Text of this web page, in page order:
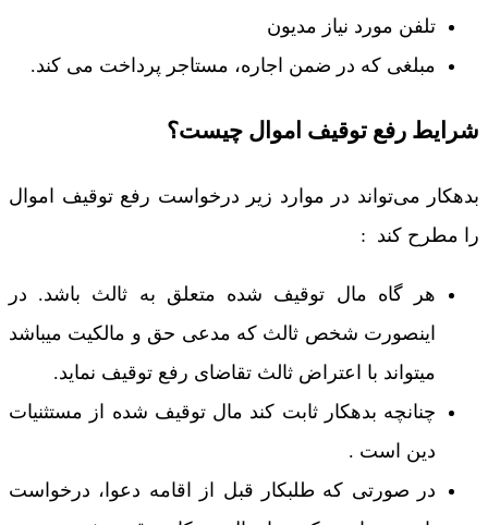
تلفن مورد نیاز مدیون
مبلغی که در ضمن اجاره، مستاجر پرداخت می کند.
شرایط رفع توقیف اموال چیست؟
بدهکار می‌تواند در موارد زیر درخواست رفع توقیف اموال
را مطرح کند :
هر گاه مال توقیف شده متعلق به ثالث باشد. در
اینصورت شخص ثالث که مدعی حق و مالکیت میباشد
میتواند با اعتراض ثالث تقاضای رفع توقیف نماید.
چنانچه بدهکار ثابت کند مال توقیف شده از مستثنیات
دین است .
در صورتی که طلبکار قبل از اقامه دعوا، درخواست